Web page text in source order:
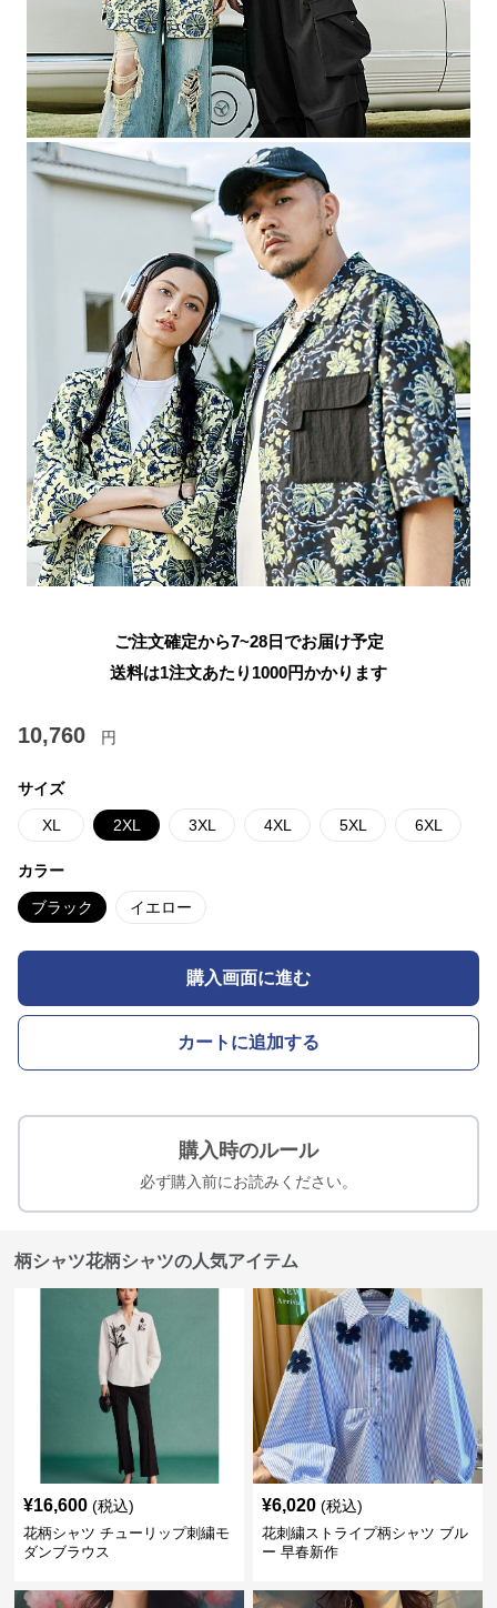
ご注文確定から7~28日でお届け予定
送料は1注文あたり 1000円かかります
10,760 円
サイズ
XL 2XL 3XL 4XL 5XL 6XL
カラー
ブラック イエロー
購入画面に進む
カートに追加する
購入時のルール
必ず購入前にお読みください。
柄シャツ花柄シャツの人気アイテム
¥16,600 (税込)
花柄シャツ チューリップ刺繍モ
ダンブラウス
¥6,020 (税込)
花刺繍ストライプ柄シャツ ブル
ー 早春新作